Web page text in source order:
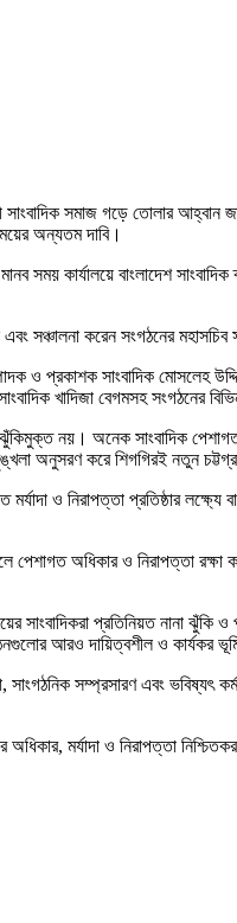
সমাজ গড়ে তোলার আহ্বান
অন্যতম দাবি।
কার্যালয়ে বাংলাদেশ
এবং সঞ্চালনা করেন সংগঠনের
প্রকাশক সাংবাদিক মোসলেহ
খাদিজা বেগমসহ সংগঠনের
নয়। অনেক সাংবাদিক পেশাগত
করে শিগগিরই নতুন
ও নিরাপত্তা প্রতিষ্ঠার
পেশাগত অধিকার ও নিরাপত্তা
সাংবাদিকরা প্রতিনিয়ত নানা
আরও দায়িত্বশীল ও
সম্প্রসারণ এবং ভবিষ্যৎ
মর্যাদা ও নিরাপত্তা